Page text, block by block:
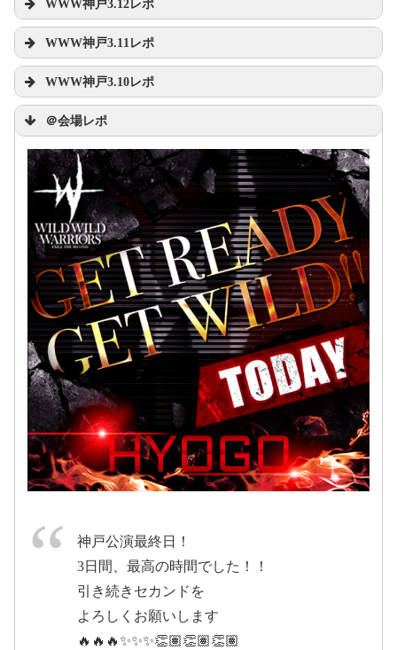
#浜ちゃんが お楽しみに⤴︎⤴︎⤴︎ KOBE DAY3 今日も心を込め
て踊ってきます(^o^)v
EXILE TETSUYA / E.P.I.さん(@exile_tetsuya_epi)がシェアした投稿 –
WILD WILD WARRIORS
pic.twitter.com/BSaVqClM2b
月11日
者様対象『スクラッチカード抽選会』神戸公演 販売
開始時間のお知らせ
EXILE THE SECOND Official Website
EXILE、二代目 J Soul Brothersとして活動してきた男
達の新たなる挑戦が始まる。EXILE THE SECOND
Official Website
t-second.jp
#WWW神戸
#EXILETHESECOND
#THERAMPAGE
pic.twitter.com/e8u7Zzkbfg
March 10,
2017
10, 2017
WWW神戸3.12レポ
pic.twitter.com/fru8RafBQY
March 12, 2017
pic.twitter.com/awIgZfT7y8
WWW神戸3.11レポ
#THERAMPAGE#岩谷翔
吾#HappyBirthday
pic.twitter.com/NtUVnnxsOD
2017年3月11日
#EXILETHESECOND
再々追加神戸２日目
WWW神戸3.10レポ
pic.twitter.com/UYQ0Y4vcrC
March 10, 2017
＠会場レポ
神戸公演最終日！
3日間、最高の時間でした！！
引き続きセカンドを
よろしくお願いします
🔥🔥🔥✨✨✨👏🏽👏🏽👏🏽